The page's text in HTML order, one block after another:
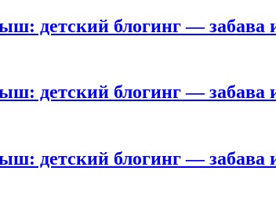
детский блогинг — забава
детский блогинг — забава
детский блогинг — забава